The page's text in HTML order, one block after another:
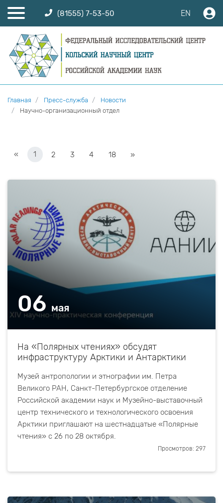
(81555) 7-53-50 EN
Главная Пресс-служба
Новости
Научно-организационный отдел
« 1 2 3 4 18 »
06 мая
На «Полярных чтениях» обсудят
инфраструктуру Арктики и Антарктики
Музей антропологии и этнографии им. Петра
Великого РАН, Санкт-Петербургское отделение
Российской академии наук и Музейно-выставочный
центр технического и технологического освоения
Арктики приглашают на шестнадцатые «Полярные
чтения» с 26 по 28 октября.
Просмотров: 297